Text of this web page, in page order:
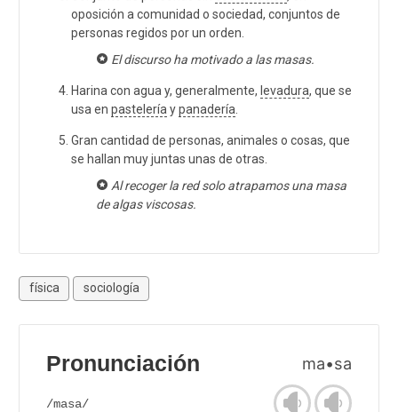
oposición a comunidad o sociedad, conjuntos de
personas regidos por un orden.
El discurso ha motivado a las masas.
Harina con agua y, generalmente, levadura, que se
usa en pastelería ypanadería
Gran cantidad de personas, animales o cosas, que
se hallan muy juntas unas de otras.
Al recoger la red solo atrapamos una masa
de algas viscosas.
física sociología
Pronunciación ma•sa
/masa/